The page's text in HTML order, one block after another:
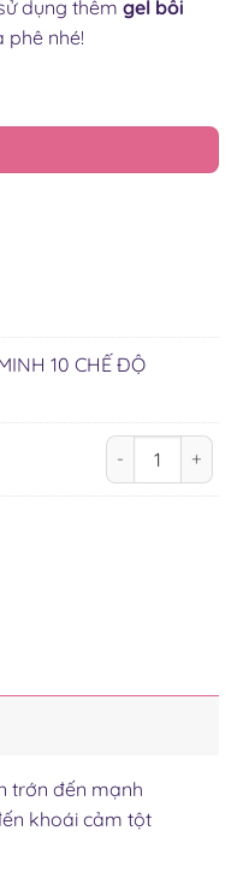
dụng thêm gel bôi
phê nhé!
10 CHẾ ĐỘ
GEL BÔI TRƠN
trớn đến mạnh
khoái cảm tột